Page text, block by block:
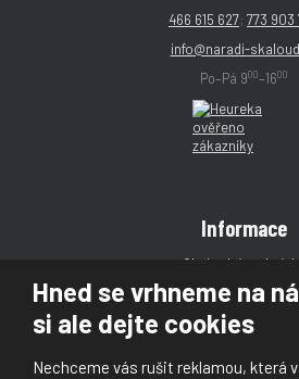
Hned se vrhneme na
si ale dejte cookies
Nechceme vás rušit reklamou, která
466 615 627; 773 903
info@naradi-
Po–Pá 900–1600
Informace
Obchodní podmínky
Reklamace
Magazín